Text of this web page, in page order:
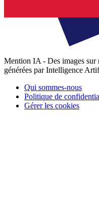
Mention IA - Des images sur
générées par Intelligence
Qui sommes-nous
Politique de
Gérer les cookies